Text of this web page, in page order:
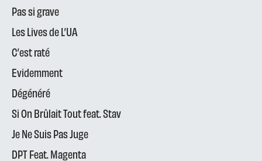
Pas si grave
Les Lives de L’UA
C’est raté
Evidemment
Dégénéré
Si On Brûlait Tout feat. Stav
Je Ne Suis Pas Juge
DPT Feat. Magenta